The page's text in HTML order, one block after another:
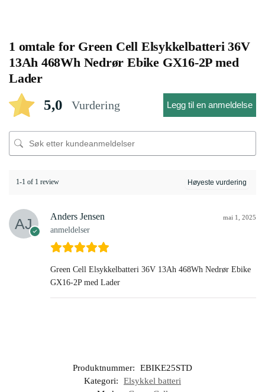
1 omtale for Green Cell Elsykkelbatteri 36V
13Ah 468Wh Nedrør Ebike GX16-2P med
Lader
5,0 Vurdering Legg til en anmeldelse
1-1 of 1 review
Anders Jensen
anmeldelser
mai 1, 2025
Green Cell Elsykkelbatteri 36V 13Ah 468Wh Nedrør Ebike
GX16-2P med Lader
Produktnummer:
EBIKE25STD
Kategori:
Elsykkel batteri